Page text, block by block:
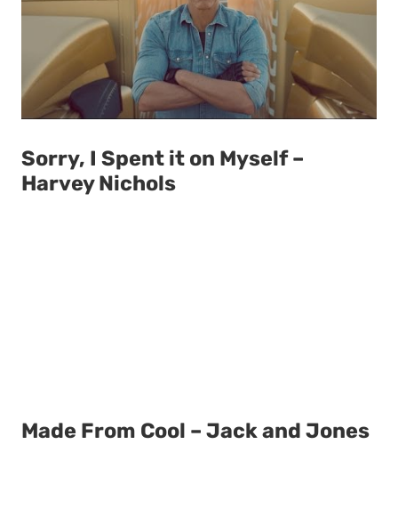
Sorry, I Spent it on Myself –
Harvey Nichols
Made From Cool – Jack and Jones